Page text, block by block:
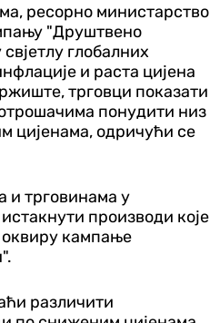
ресорно министарство
"Друштвено
глобалних
и раста цијена
трговци показати
понудити низ
цијенама, одричући се
и трговинама у
производи које
оквиру кампање
различити